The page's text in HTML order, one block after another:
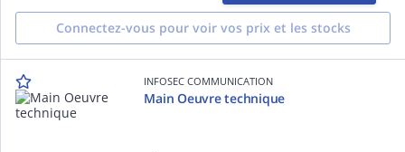
Connectez-vous pour voir vos prix et les stocks
INFOSEC COMMUNICATION
Main Oeuvre technique